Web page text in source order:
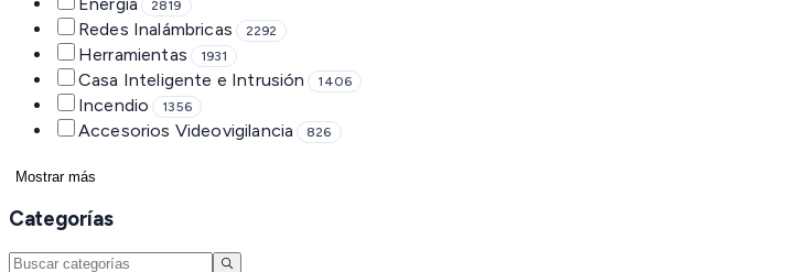
2819
Redes Inalámbricas 2292
Herramientas 1931
Casa Inteligente e Intrusión 1406
Incendio 1356
Accesorios Videovigilancia 826
Mostrar más
Categorías